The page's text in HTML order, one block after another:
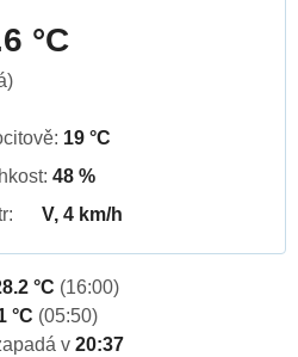
°C
19 °C
48 %
V, 4 km/h
°C (16:00)
°C (05:50)
v 20:37